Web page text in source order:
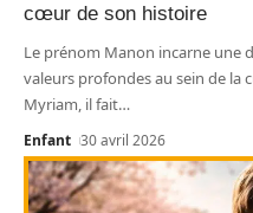
cœur de son histoire
Le prénom Manon incarne une
valeurs profondes au sein de la
Myriam, il fait…
Enfant 30 avril 2026